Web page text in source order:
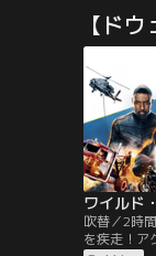
のマック
イティは
病で心配
のように
【ド
吹替／2時
を疾走！ア